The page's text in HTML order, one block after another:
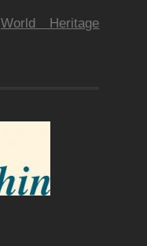
World Heritage